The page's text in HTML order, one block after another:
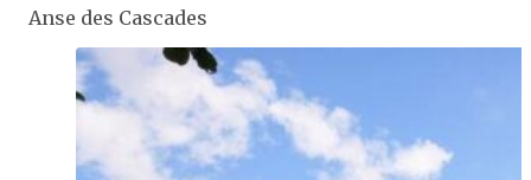
Anse des Cascades